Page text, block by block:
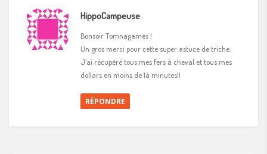
HippoCampeuse
Bonsoir Tomnagames !
Un gros merci pour cette super astuce de triche.
J’ai récupéré tous mes fers à cheval et tous mes
dollars en moins de 1à minutes!!
RÉPONDRE